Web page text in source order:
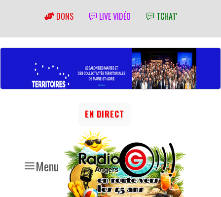
DONS LIVE VIDÉO TCHAT'
Menu
EN DIRECT